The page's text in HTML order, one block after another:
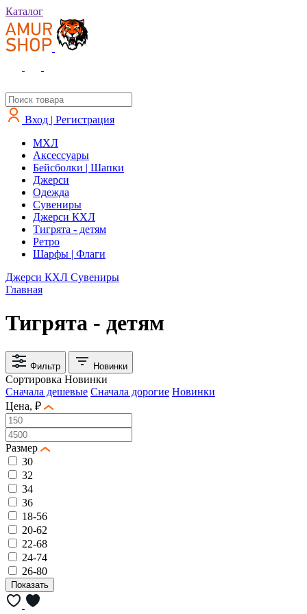
Каталог
Вход | Регистрация
MXЛ
Аксессуары
Бейсболки | Шапки
Джерси
Одежда
Сувениры
Джерси КХЛ
Тигрята - детям
Ретро
Шарфы | Флаги
Джерси КХЛ Сувениры
Главная
Тигрята - детям
Фильтр Новинки
Сортировка Новинки
Сначала дешевые Сначала дорогие Новинки
Цена, ₽
Размер
30
32
34
36
18-56
20-62
22-68
24-74
26-80